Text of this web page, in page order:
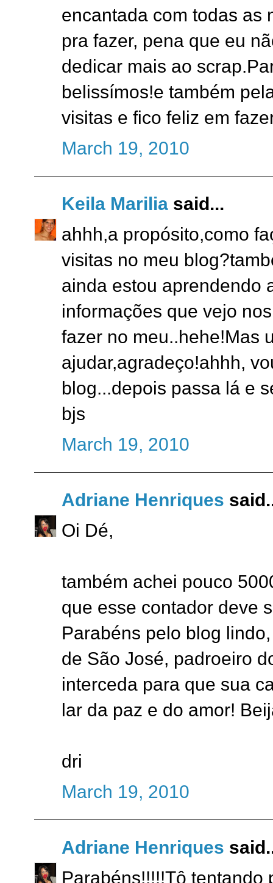
encantada com todas as
pra fazer, pena que eu
dedicar mais ao
belissímos!e também
visitas e fico feliz em
March 19, 2010
Keila Marilia said...
ahhh,a propósito,como
visitas no meu
ainda estou aprendendo
informações que vejo
fazer no meu..hehe!Mas
ajudar,agradeço!ahhh,
blog...depois passa lá e
bjs
March 19, 2010
Adriane Henriques
Oi Dé,
também achei pouco
que esse contador deve
Parabéns pelo blog
de São José, padroeiro
interceda para que sua
lar da paz e do amor!
dri
March 19, 2010
Adriane Henriques
Parabéns!!!!!Tô